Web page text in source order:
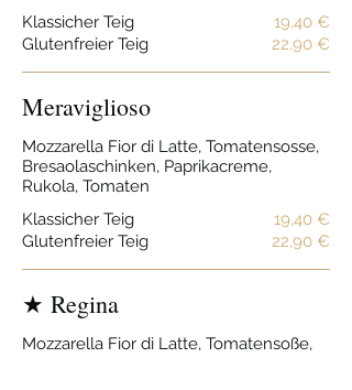
Klassicher Teig
19,40 €
Glutenfreier Teig
22,90 €
Meraviglioso
Mozzarella Fior di Latte, Tomatensosse,
Bresaolaschinken, Paprikacreme,
Rukola, Tomaten
Klassicher Teig
19,40 €
Glutenfreier Teig
22,90 €
★ Regina
Mozzarella Fior di Latte, Tomatensoße,